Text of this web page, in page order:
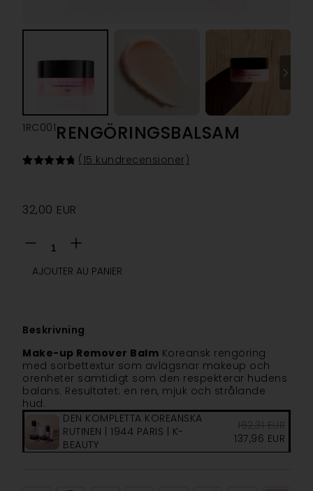
RENGÖRINGSBALSAM
1RC001
kundrecensioner
( 15 kundrecensioner)
32,00 EUR
Beskrivning
Make-up Remover Balm Koreansk rengöring
med sorbettextur som avlägsnar makeup och
orenheter samtidigt som den respekterar hudens
balans. Resultatet: en ren, mjuk och strålande
hud.
AJOUTER AU PANIER
DEN KOMPLETTA KOREANSKA
RUTINEN | 1944 PARIS | K-
BEAUTY
162,31EUR
137,96 EUR